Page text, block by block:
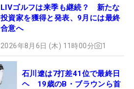
LIVゴルフは来季も継続？ 新たな
投資家を獲得と発表、9月には最終
合意へ
2026年8月6日 (木) 11時00分 1
石川遼は7打差41位で最終日
ヘ 19歳のB・ブラウンら首